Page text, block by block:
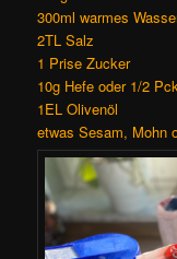
300ml warmes
2TL Salz
1 Prise Zucker
10g Hefe oder 1/2
1EL Olivenöl
etwas Sesam, Mohn